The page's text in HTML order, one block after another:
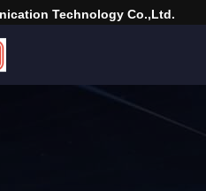
Technology Co.,Ltd.